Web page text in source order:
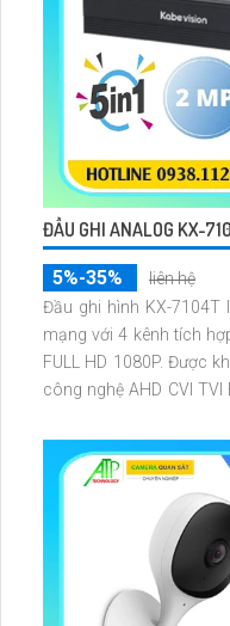
ĐẦU GHI ANALOG KX-
5%-35%
liên hệ
Đầu ghi hình KX-7104T
mạng với 4 kênh tích
FULL HD 1080P. Được khuyến nghị sử dụng trên điện thoại
công nghệ AHD CVI TVI
lượng.